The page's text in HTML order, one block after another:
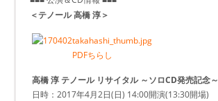
＜テノール 高橋 淳＞
PDFちらし
高橋 淳 テノール リサイタル ～ソロCD発売記念～
日時：2017年4月2日(日) 14:00開演(13:30開場)